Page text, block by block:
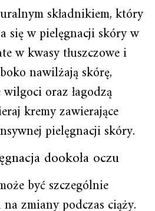
składnikiem, który
się w pielęgnacji skóry w
w kwasy tłuszczowe i
nawilżają skórę,
oraz łagodzą
kremy zawierające
pielęgnacji skóry.
dookoła oczu
być szczególnie
zmiany podczas ciąży.